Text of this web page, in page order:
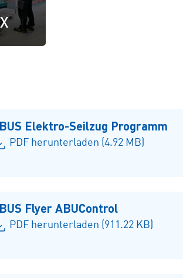
Elektro-Seilzug Programm
PDF herunterladen (4.92 MB)
Flyer ABUControl
PDF herunterladen (911.22 KB)